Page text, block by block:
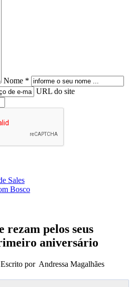
Nome *
URL do site
rezam pelos seus
aniversário
Escrito por Andressa Magalhães